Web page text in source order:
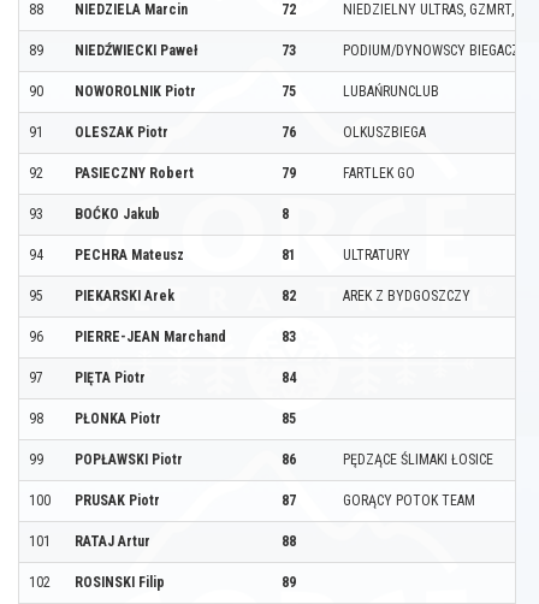
88 NIEDZIELA Marcin 72 NIEDZIELNY ULTRAS, GZMRT,
89 NIEDŹWIECKI Paweł 73 PODIUM/DYNOWSCY BIEGACZE
90 NOWOROLNIK Piotr 75 LUBAŃRUNCLUB
91 OLESZAK Piotr 76 OLKUSZBIEGA
92 PASIECZNY Robert 79 FARTLEK GO
93 BOĆKO Jakub 8
94 PECHRA Mateusz 81 ULTRATURY
95 PIEKARSKI Arek 82 AREK Z BYDGOSZCZY
96 PIERRE-JEAN Marchand 83
97 PIĘTA Piotr 84
98 PŁONKA Piotr 85
99 POPŁAWSKI Piotr 86 PĘDZĄCE ŚLIMAKI ŁOSICE
100 PRUSAK Piotr 87 GORĄCY POTOK TEAM
101 RATAJ Artur 88
102 ROSINSKI Filip 89